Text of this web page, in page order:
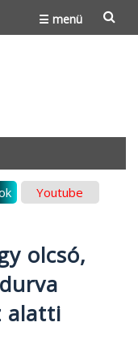
☰ menü
Youtube
olcsó,
alatti